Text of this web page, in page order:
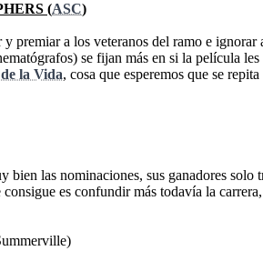
(ASC)
premiar a los veteranos del ramo e
se fijan más en si la película
la Vida, cosa que esperemos que se
bien las nominaciones, sus ganadores
es confundir más todavía la